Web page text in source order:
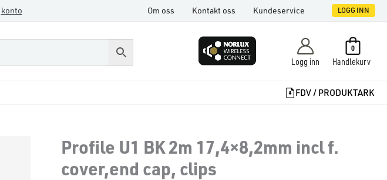
konto Om oss Kontakt oss Kundeservice LOGG INN
Logg inn Handlekurv
0
FDV / PRODUKTARK
Profile U1 BK 2m 17,4×8,2mm incl f.
cover,end cap, clips